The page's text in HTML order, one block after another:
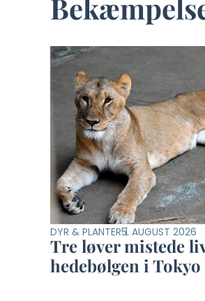
DYR & PLANTER5. AUGUST 2026
Tre løver mistede
hedebølgen i Tokyo